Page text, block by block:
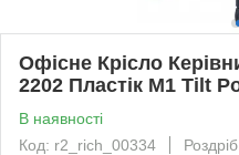
Офісне Крісло
2202 Пластік М1 Tilt
В наявності
Код: r2_rich_00334
Роздріб